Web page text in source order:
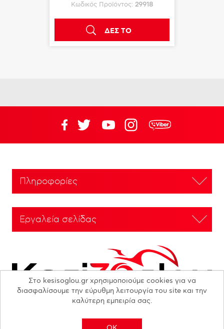
Κωδικός Προϊόντος: 29918
ΔΕΣ ΤΟ
Πληροφορίες
Εργαλεία σελίδας
Στο kesisoglou.gr χρησιμοποιούμε cookies για να
διασφαλίσουμε την εύρυθμη λειτουργία του site και την
καλύτερη εμπειρία σας.